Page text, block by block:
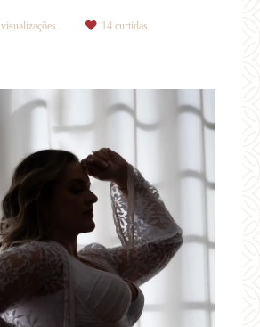
visualizações 14 curtidas